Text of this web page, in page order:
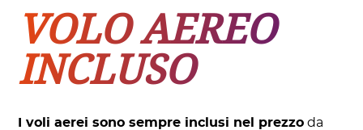
VOLO AEREO
INCLUSO
I voli aerei sono sempre inclusi nel prezzo da